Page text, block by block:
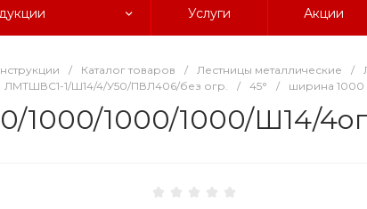
Услуги Акции
/ Каталог товаров / Лестницы металлические /
ЛМТШВС1-1/Ш14/4/У50/ПВЛ406/без огр. / 45° / ширина 1000
1000/1000/1000/Ш14/